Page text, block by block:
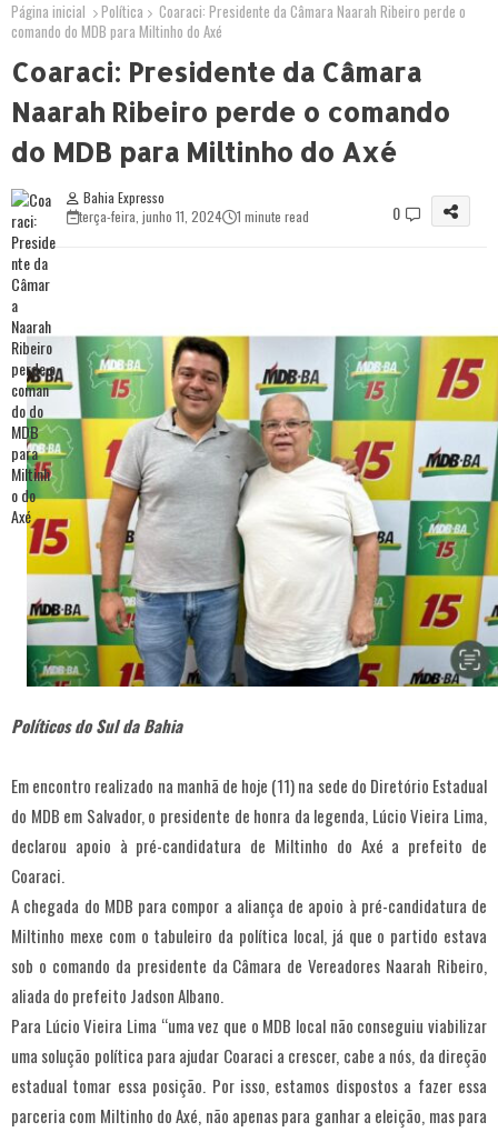
Página inicial Política
Coaraci: Presidente da Câmara Naarah Ribeiro perde o
comando do MDB para Miltinho do Axé
Coaraci: Presidente da Câmara
Naarah Ribeiro perde o comando
do MDB para Miltinho do Axé
Bahia Expresso
terça-feira, junho 11, 2024
1 minute read 0
Políticos do Sul da Bahia
Em encontro realizado na manhã de hoje (11) na sede do Diretório Estadual
do MDB em Salvador, o presidente de honra da legenda, Lúcio Vieira Lima,
declarou apoio à pré-candidatura de Miltinho do Axé a prefeito de
Coaraci.
A chegada do MDB para compor a aliança de apoio à pré-candidatura de
Miltinho mexe com o tabuleiro da política local, já que o partido estava
sob o comando da presidente da Câmara de Vereadores Naarah Ribeiro,
aliada do prefeito Jadson Albano.
Para Lúcio Vieira Lima “uma vez que o MDB local não conseguiu viabilizar
uma solução política para ajudar Coaraci a crescer, cabe a nós, da direção
estadual tomar essa posição. Por isso, estamos dispostos a fazer essa
parceria com Miltinho do Axé, não apenas para ganhar a eleição, mas para